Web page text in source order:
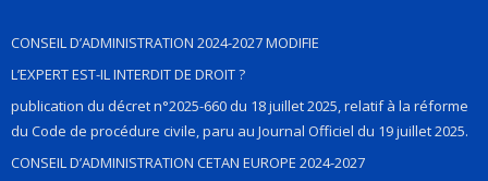
CONSEIL D’ADMINISTRATION 2024-2027 MODIFIE
L’EXPERT EST-IL INTERDIT DE DROIT ?
publication du décret n°2025-660 du 18 juillet 2025, relatif à la réforme
du Code de procédure civile, paru au Journal Officiel du 19 juillet 2025.
CONSEIL D’ADMINISTRATION CETAN EUROPE 2024-2027